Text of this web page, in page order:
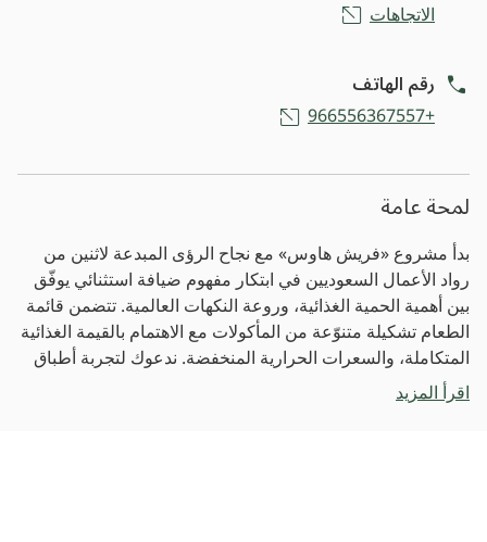
الاتجاهات
رقم الهاتف
+966556367557
لمحة عامة
بدأ مشروع «فريش هاوس» مع نجاح الرؤى المبدعة لاثنين من
رواد الأعمال السعوديين في ابتكار مفهوم ضيافة استثنائي يوفّق
بين أهمية الحمية الغذائية، وروعة النكهات العالمية. تتضمن قائمة
الطعام تشكيلة متنوّعة من المأكولات مع الاهتمام بالقيمة الغذائية
المتكاملة، والسعرات الحرارية المنخفضة. ندعوك لتجربة أطباق
لحم السمك مع الخضار، وصفات الكاري الهندية، اللفائف
المكسيكية وغيرها الكثير من الوصفات المناسبة للفطور، والغداء،
اقرأ المزيد